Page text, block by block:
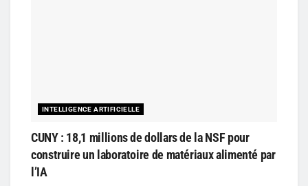
INTELLIGENCE ARTIFICIELLE
CUNY : 18,1 millions de dollars de la NSF pour
construire un laboratoire de matériaux alimenté par
l’IA